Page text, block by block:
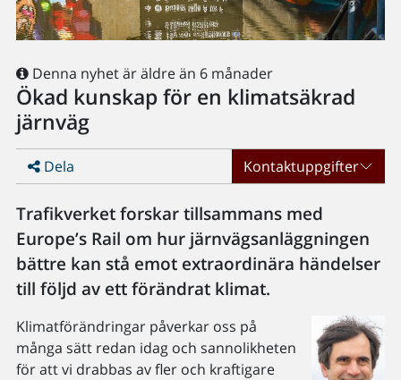
Denna nyhet är äldre än 6 månader
Ökad kunskap för en klimatsäkrad
järnväg
Dela Kontaktuppgifter
Trafikverket forskar tillsammans med
Europe’s Rail om hur järnvägsanläggningen
bättre kan stå emot extraordinära händelser
till följd av ett förändrat klimat.
Klimatförändringar påverkar oss på
många sätt redan idag och sannolikheten
för att vi drabbas av fler och kraftigare